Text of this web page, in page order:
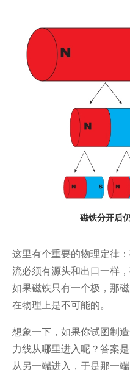
磁铁分开后
这里有个重要的物理定律
流必须有源头和出口一样
如果磁铁只有一个极，那
在物理上是不可能的。
想象一下，如果你试图制
力线从哪里进入呢？答案
从另一端进入，于是那一